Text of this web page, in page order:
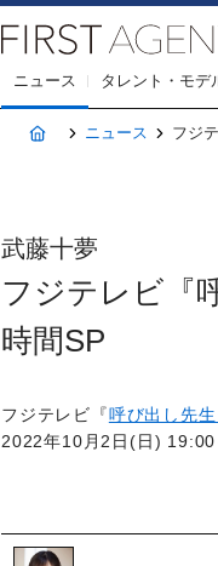
ニュース タレント・モデ
ホームニュース フジ
武藤十夢
フジテレビ『
時間SP
フジテレビ『呼び出し先生
2022年10月2日(日)